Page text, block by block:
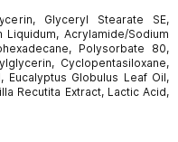
Glyceryl Stearate SE,
Liquidum, Acrylamide/Sodium
Polysorbate 80,
Cyclopentasiloxane,
Eucalyptus Globulus Leaf Oil,
Recutita Extract, Lactic Acid,